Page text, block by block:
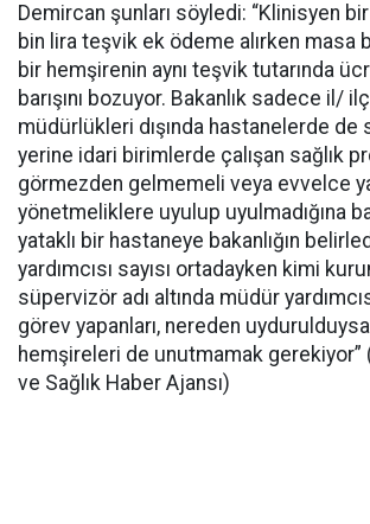
Demircan şunları söyledi: “Klinisyen
bin lira teşvik ek ödeme alırken masa
bir hemşirenin aynı teşvik tutarında
barışını bozuyor. Bakanlık sadece il/
müdürlükleri dışında hastanelerde de
yerine idari birimlerde çalışan sağlık
görmezden gelmemeli veya evvelce
yönetmeliklere uyulup uyulmadığına
yataklı bir hastaneye bakanlığın
yardımcısı sayısı ortadayken kimi
süpervizör adı altında müdür
görev yapanları, nereden uydurulduysa
hemşireleri de unutmamak gerekiyor”
ve Sağlık Haber Ajansı)